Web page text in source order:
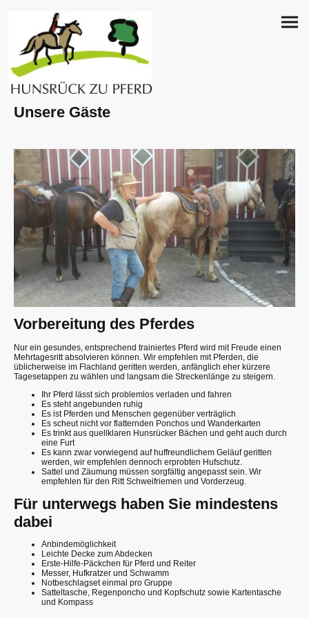
Unsere Gäste
Vorbereitung des Pferdes
Nur ein gesundes, entsprechend trainiertes Pferd wird mit Freude einen
Mehrtagesritt absolvieren können. Wir empfehlen mit Pferden, die
üblicherweise im Flachland geritten werden, anfänglich eher kürzere
Tagesetappen zu wählen und langsam die Streckenlänge zu steigern.
Ihr Pferd lässt sich problemlos verladen und fahren
Es steht angebunden ruhig
Es ist Pferden und Menschen gegenüber verträglich
Es scheut nicht vor flatternden Ponchos und Wanderkarten
Es trinkt aus quellklaren Hunsrücker Bächen und geht auch durch
eine Furt
Es kann zwar vorwiegend auf huffreundlichem Geläuf geritten
werden, wir empfehlen dennoch erprobten Hufschutz.
Sattel und Zäumung müssen sorgfältig angepasst sein. Wir
empfehlen für den Ritt Schweifriemen und Vorderzeug.
Für unterwegs haben Sie mindestens
dabei
Anbindemöglichkeit
Leichte Decke zum Abdecken
Erste-Hilfe-Päckchen für Pferd und Reiter
Messer, Hufkratzer und Schwamm
Notbeschlagset einmal pro Gruppe
Satteltasche, Regenponcho und Kopfschutz sowie Kartentasche
und Kompass